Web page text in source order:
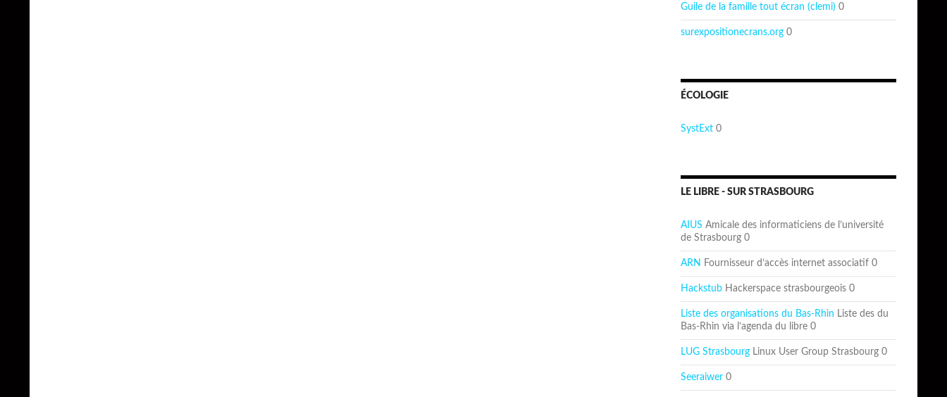
Guile de la famille tout écran (clemi) 0
surexpositionecrans.org 0
ÉCOLOGIE
SystExt 0
LE LIBRE - SUR STRASBOURG
AIUS Amicale des informaticiens de l’université
de Strasbourg 0
ARN Fournisseur d’accès internet associatif 0
Hackstub Hackerspace strasbourgeois 0
Liste des organisations du Bas-Rhin Liste des du
Bas-Rhin via l’agenda du libre 0
LUG Strasbourg Linux User Group Strasbourg 0
Seeraiwer 0